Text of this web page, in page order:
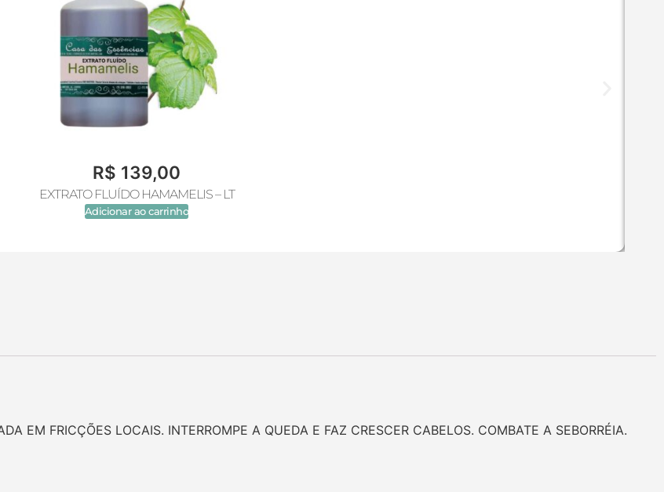
R$ 139,00
EXTRATO FLUÍDO HAMAMELIS – LT
Adicionar ao carrinho
EM FRICÇÕES LOCAIS. INTERROMPE A QUEDA E FAZ CRESCER CABELOS. COMBATE A SEBORRÉIA.